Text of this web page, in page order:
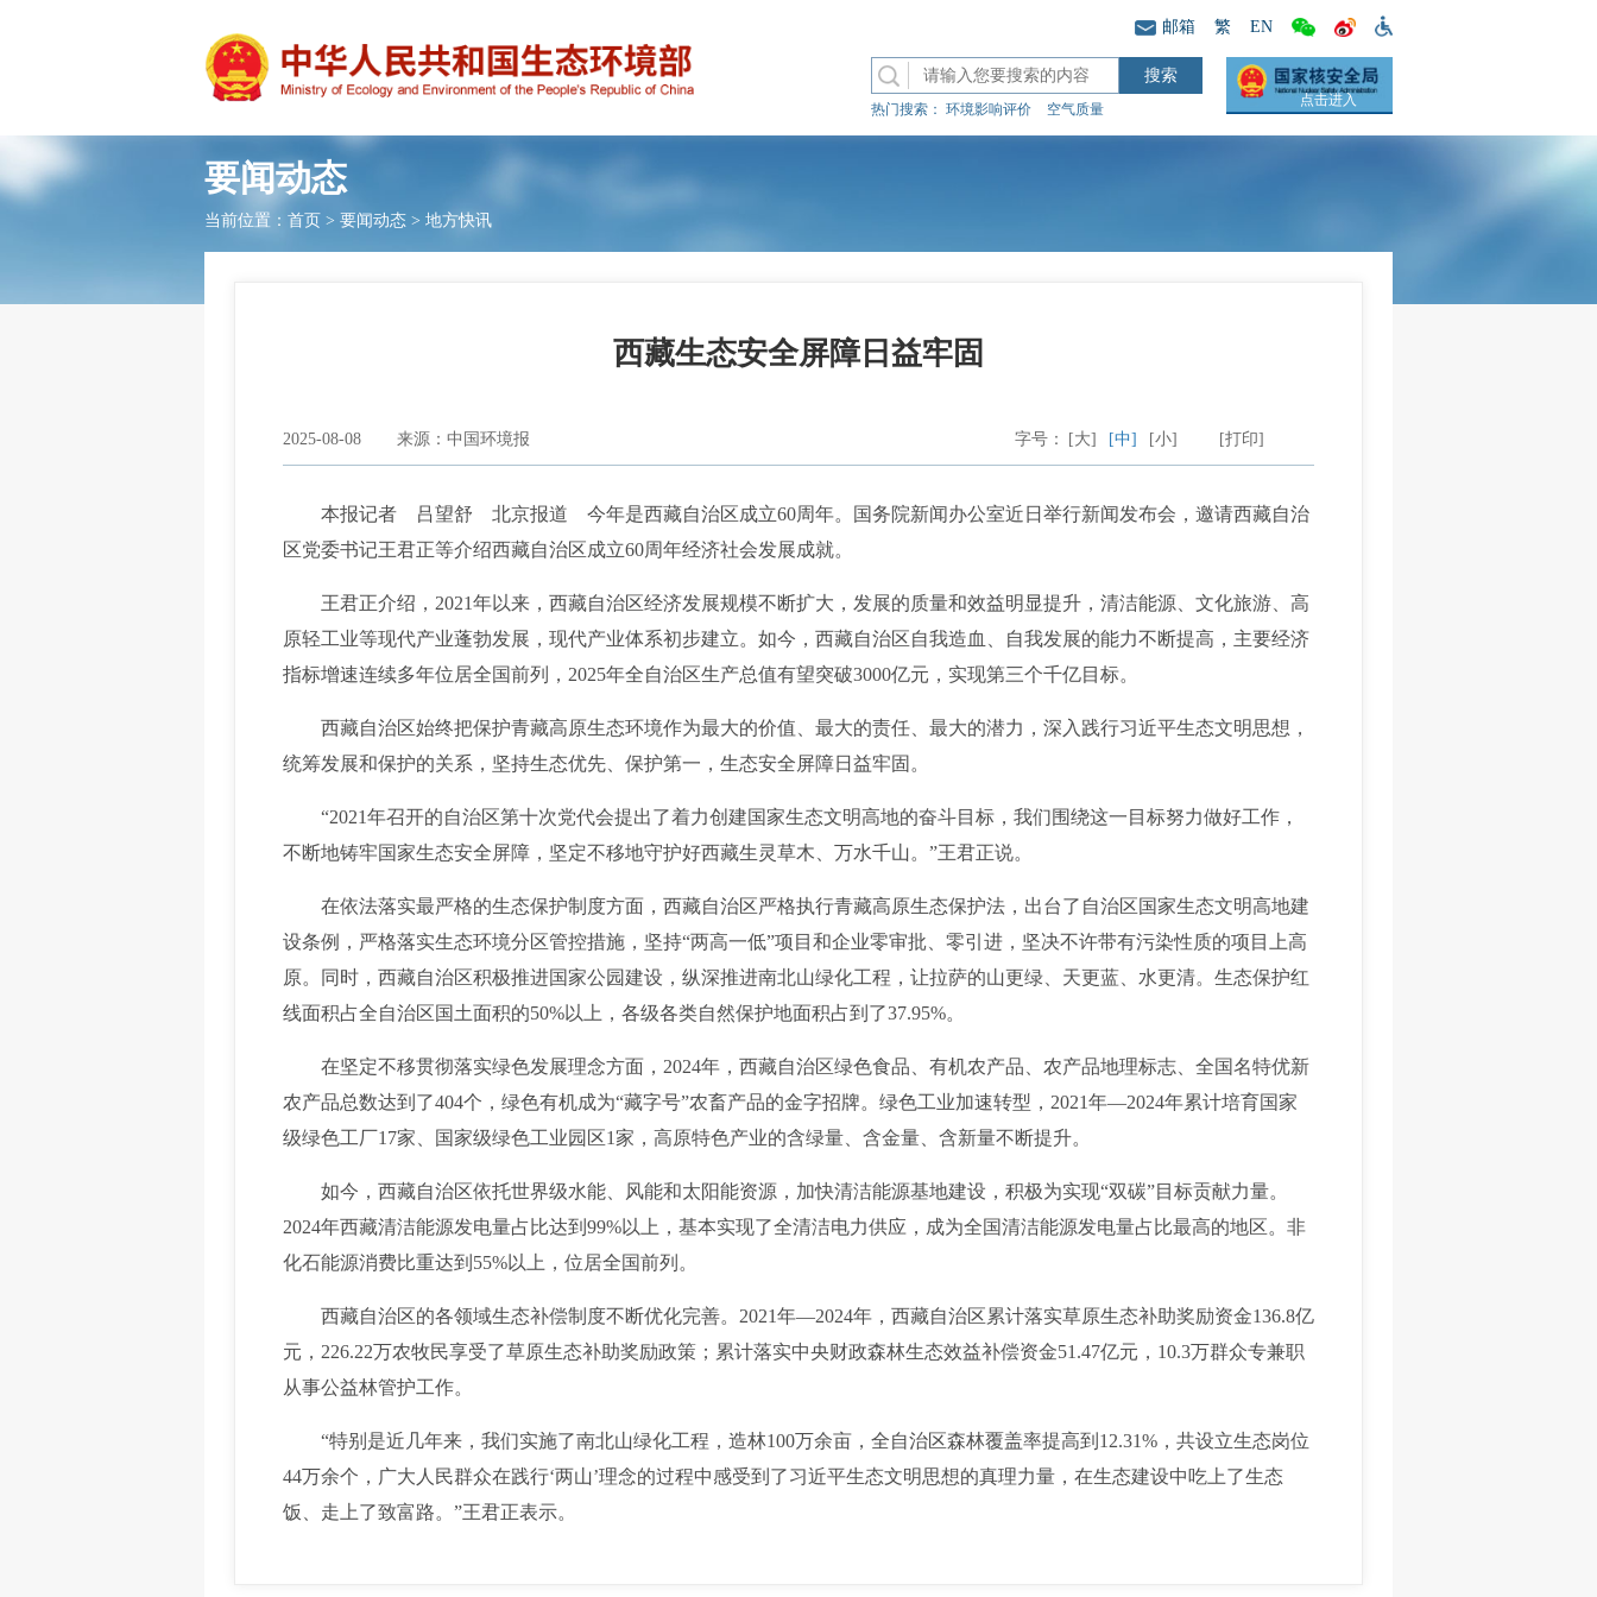
邮箱 繁 EN
热门搜索： 环境影响评价 空气质量
点击进入
要闻动态
当前位置： 首页 > 要闻动态 > 地方快讯
西藏生态安全屏障日益牢固
2025-08-08 来源：中国环境报 [打印]
字号： [大] [中] [小]
本报记者 吕望舒 北京报道 今年是西藏自治区成立60周年。国务院新闻办公室近日举行新闻发布会，邀请西藏自治
区党委书记王君正等介绍西藏自治区成立60周年经济社会发展成就。
王君正介绍，2021年以来，西藏自治区经济发展规模不断扩大，发展的质量和效益明显提升，清洁能源、文化旅游、高
原轻工业等现代产业蓬勃发展，现代产业体系初步建立。如今，西藏自治区自我造血、自我发展的能力不断提高，主要经济
指标增速连续多年位居全国前列，2025年全自治区生产总值有望突破3000亿元，实现第三个千亿目标。
西藏自治区始终把保护青藏高原生态环境作为最大的价值、最大的责任、最大的潜力，深入践行习近平生态文明思想，
统筹发展和保护的关系，坚持生态优先、保护第一，生态安全屏障日益牢固。
“2021年召开的自治区第十次党代会提出了着力创建国家生态文明高地的奋斗目标，我们围绕这一目标努力做好工作，
不断地铸牢国家生态安全屏障，坚定不移地守护好西藏生灵草木、万水千山。”王君正说。
在依法落实最严格的生态保护制度方面，西藏自治区严格执行青藏高原生态保护法，出台了自治区国家生态文明高地建
设条例，严格落实生态环境分区管控措施，坚持“两高一低”项目和企业零审批、零引进，坚决不许带有污染性质的项目上高
原。同时，西藏自治区积极推进国家公园建设，纵深推进南北山绿化工程，让拉萨的山更绿、天更蓝、水更清。生态保护红
线面积占全自治区国土面积的50%以上，各级各类自然保护地面积占到了37.95%。
在坚定不移贯彻落实绿色发展理念方面，2024年，西藏自治区绿色食品、有机农产品、农产品地理标志、全国名特优新
农产品总数达到了404个，绿色有机成为“藏字号”农畜产品的金字招牌。绿色工业加速转型，2021年—2024年累计培育国家
级绿色工厂17家、国家级绿色工业园区1家，高原特色产业的含绿量、含金量、含新量不断提升。
如今，西藏自治区依托世界级水能、风能和太阳能资源，加快清洁能源基地建设，积极为实现“双碳”目标贡献力量。
2024年西藏清洁能源发电量占比达到99%以上，基本实现了全清洁电力供应，成为全国清洁能源发电量占比最高的地区。非
化石能源消费比重达到55%以上，位居全国前列。
西藏自治区的各领域生态补偿制度不断优化完善。2021年—2024年，西藏自治区累计落实草原生态补助奖励资金136.8亿
元，226.22万农牧民享受了草原生态补助奖励政策；累计落实中央财政森林生态效益补偿资金51.47亿元，10.3万群众专兼职
从事公益林管护工作。
“特别是近几年来，我们实施了南北山绿化工程，造林100万余亩，全自治区森林覆盖率提高到12.31%，共设立生态岗位
44万余个，广大人民群众在践行‘两山’理念的过程中感受到了习近平生态文明思想的真理力量，在生态建设中吃上了生态
饭、走上了致富路。”王君正表示。